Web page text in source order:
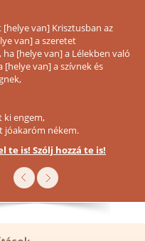
van] Krisztusban az
van] a szeretet
ha [helye van] a Lélekben való
[helye van] a szívnek és
ki engem,
jóakaróm nékem.
te is! Szólj hozzá te is!